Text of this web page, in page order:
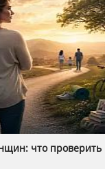
что проверить